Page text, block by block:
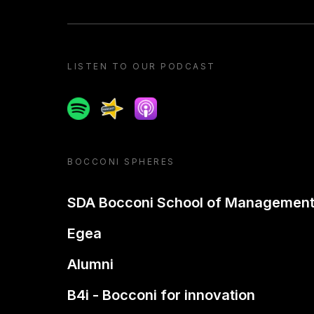
LISTEN TO OUR PODCAST
SpotifySpreakerApple podcast
BOCCONI SPHERES
SDA Bocconi School of Management
Egea
Alumni
B4i - Bocconi for innovation